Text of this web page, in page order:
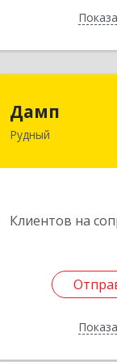
Дамп
Рудный
Клиентов на